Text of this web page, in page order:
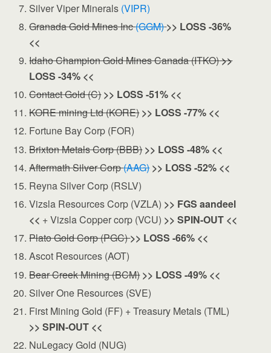
Silver Viper Minerals (VIPR)
Granada Gold Mines Inc(GGM)>> LOSS -36%
<<
Idaho Champion Gold Mines Canada (ITKO)>>
LOSS -34% <<
Contact Gold (C)>> LOSS -51% <<
KORE mining Ltd (KORE)>> LOSS -77% <<
Fortune Bay Corp (FOR)
Brixton Metals Corp (BBB)>> LOSS -48% <<
Aftermath Silver Corp(AAG)>> LOSS -52% <<
Reyna Silver Corp (RSLV)
Vizsla Resources Corp (VZLA) >> FGS aandeel
<< + Vizsla Copper corp (VCU) >> SPIN-OUT <<
Plato Gold Corp (PGC)>> LOSS -66% <<
Ascot Resources (AOT)
Bear Creek Mining (BCM)>> LOSS -49% <<
Silver One Resources (SVE)
First Mining Gold (FF) + Treasury Metals (TML)
>> SPIN-OUT <<
NuLegacy Gold (NUG)